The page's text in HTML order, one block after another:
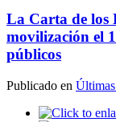
La Carta de los
movilización el
públicos
Publicado en